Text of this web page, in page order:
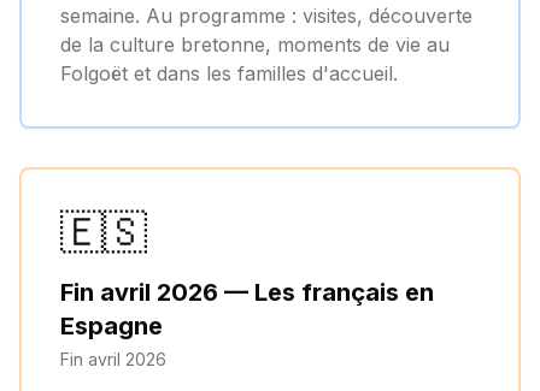
semaine. Au programme : visites, découverte
de la culture bretonne, moments de vie au
Folgoët et dans les familles d'accueil.
🇪🇸
Fin avril 2026 — Les français en
Espagne
Fin avril 2026